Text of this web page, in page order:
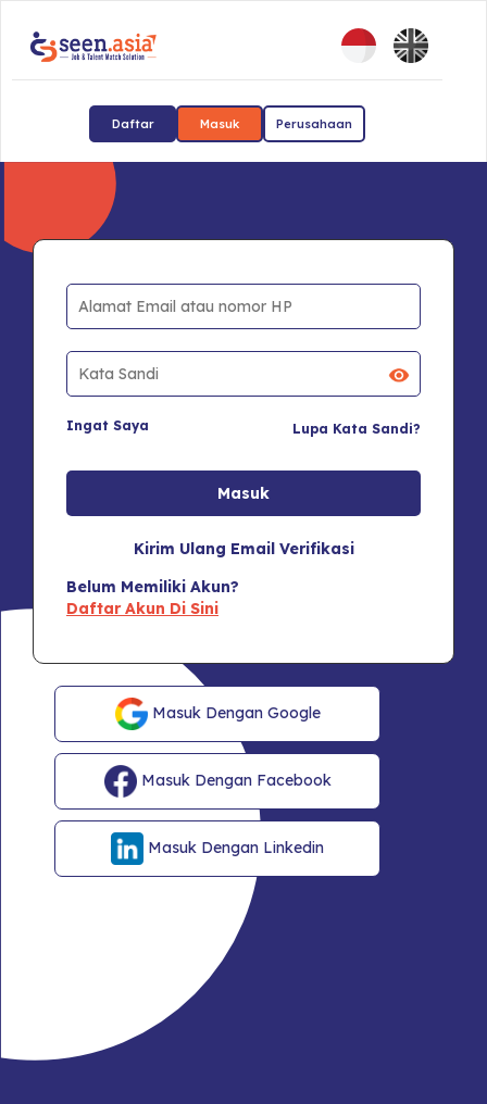
Daftar Masuk Perusahaan
Ingat Saya Lupa Kata Sandi?
Kirim Ulang Email Verifikasi
Belum Memiliki Akun?
Daftar Akun Di Sini
Masuk Dengan Google
Masuk Dengan Facebook
Masuk Dengan Linkedin